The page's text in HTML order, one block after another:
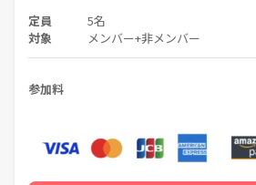
定員 5名
対象 メンバー+非メンバー
参加料